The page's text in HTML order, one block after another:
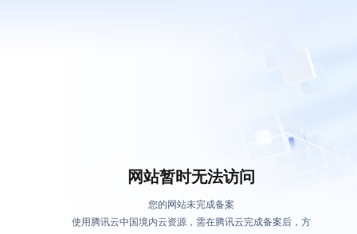
网站暂时无法访问
您的网站未完成备案
使用腾讯云中国境内云资源，需在腾讯云完成备案后，方